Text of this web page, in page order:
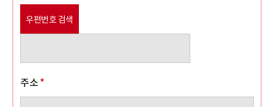
우편번호 검색
주소 *